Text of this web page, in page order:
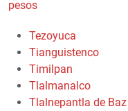
pesos
Tezoyuca
Tianguistenco
Timilpan
Tlalmanalco
Tlalnepantla de Baz